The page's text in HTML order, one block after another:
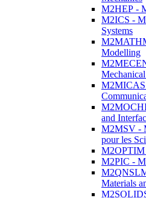
M2HEP -
M2ICS -
Systems
Modelling
M2MICAS
and
M2MSV -
pour les
M2OPTIM
M2PIC -
Materials